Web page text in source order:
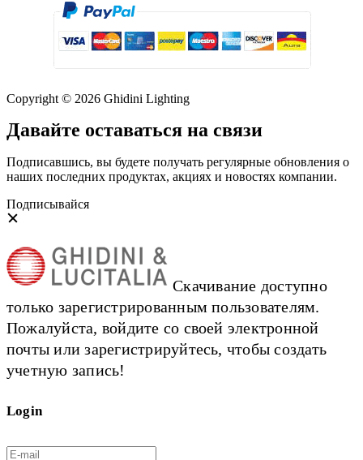
Copyright © 2026 Ghidini Lighting
Давайте оставаться на связи
Подписавшись, вы будете получать регулярные обновления о
наших последних продуктах, акциях и новостях компании.
Подписывайся
Скачивание доступно
только зарегистрированным пользователям.
Пожалуйста, войдите со своей электронной
почты или зарегистрируйтесь, чтобы создать
учетную запись!
Login